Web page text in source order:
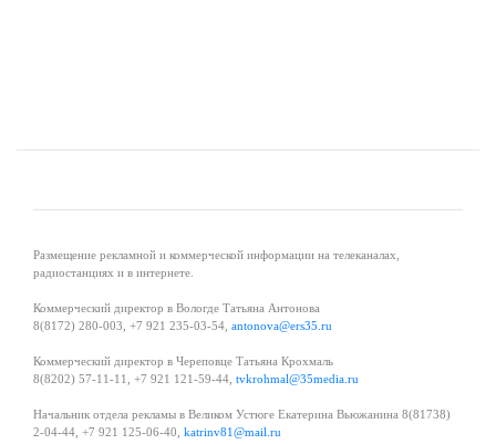
Размещение рекламной и коммерческой информации на телеканалах,
радиостанциях и в интернете.
Коммерческий директор в Вологде Татьяна Антонова
8(8172) 280-003, +7 921 235-03-54, antonova@ers35.ru
Коммерческий директор в Череповце Татьяна Крохмаль
8(8202) 57-11-11, +7 921 121-59-44, tvkrohmal@35media.ru
Начальник отдела рекламы в Великом Устюге Екатерина Вьюжанина 8(81738)
2-04-44, +7 921 125-06-40, katrinv81@mail.ru